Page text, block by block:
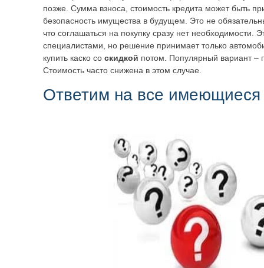
позже. Сумма взноса, стоимость кредита может быть
безопасность имущества в будущем. Это не
что соглашаться на покупку сразу нет необходимости.
специалистами, но решение принимает только
купить каско со скидкой потом. Популярный вариант –
Стоимость часто снижена в этом случае.
Ответим на все